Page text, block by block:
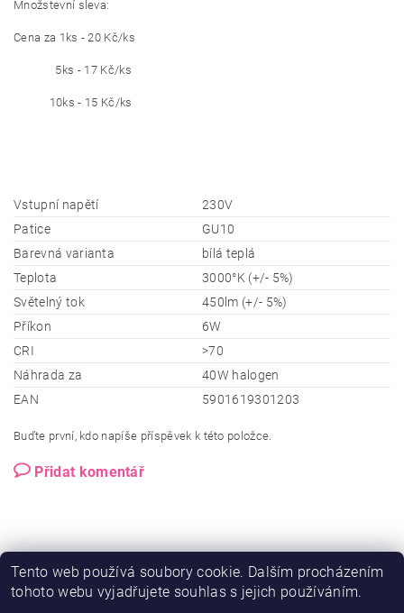
Množstevní sleva:
Cena za 1ks - 20 Kč/ks
5ks - 17 Kč/ks
10ks - 15 Kč/ks
Vstupní napětí
230V
Patice
GU10
Barevná varianta
bílá teplá
Teplota
3000°K (+/- 5%)
Světelný tok
450lm (+/- 5%)
Příkon
6W
CRI
>70
Náhrada za
40W halogen
EAN
5901619301203
Buďte první, kdo napíše příspěvek k této položce.
Přidat komentář
Tento web používá soubory cookie. Dalším procházením
tohoto webu vyjadřujete souhlas s jejich používáním.